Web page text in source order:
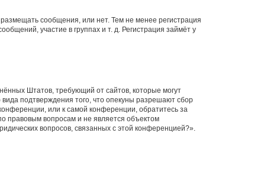
сообщения, или нет. Тем не менее регистрация
участие в группах и т. д. Регистрация займёт у
Штатов, требующий от сайтов, которые могут
подтверждения того, что опекуны разрешают сбор
или к самой конференции, обратитесь за
правовым вопросам и не является объектом
вопросов, связанных с этой конференцией?».